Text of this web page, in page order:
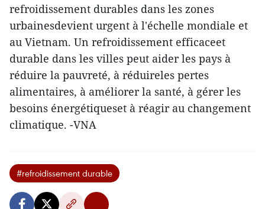
refroidissement durables dans les zones
urbainesdevient urgent à l'échelle mondiale et
au Vietnam. Un refroidissement efficaceet
durable dans les villes peut aider les pays à
réduire la pauvreté, à réduireles pertes
alimentaires, à améliorer la santé, à gérer les
besoins énergétiqueset à réagir au changement
climatique. -VNA
#refroidissement durable